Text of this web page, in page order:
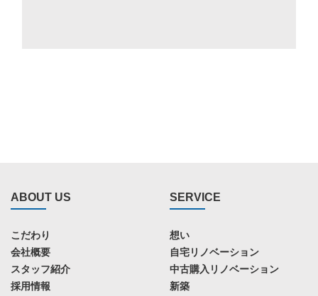
ABOUT US
こだわり
会社概要
スタッフ紹介
採用情報
SERVICE
想い
自宅リノベーション
中古購入リノベーション
新築